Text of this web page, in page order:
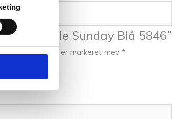
“Double Sunday Blå 5846”
Krævede felter er markeret med *